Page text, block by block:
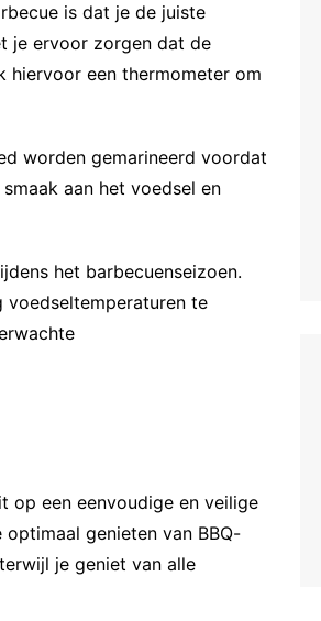
is dat je de juiste
je ervoor zorgen dat de
hiervoor een thermometer om
worden gemarineerd voordat
aan het voedsel en
het barbecuenseizoen.
voedseltemperaturen te
op een eenvoudige en veilige
genieten van BBQ-
je geniet van alle